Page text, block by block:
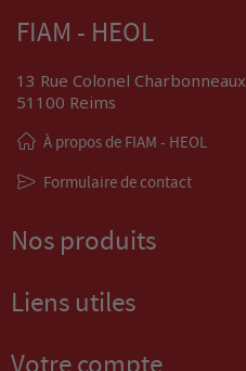
FIAM - HEOL
13 Rue Colonel Charbonneaux
51100 Reims
À propos de FIAM - HEOL
Formulaire de contact
Nos produits
Liens utiles